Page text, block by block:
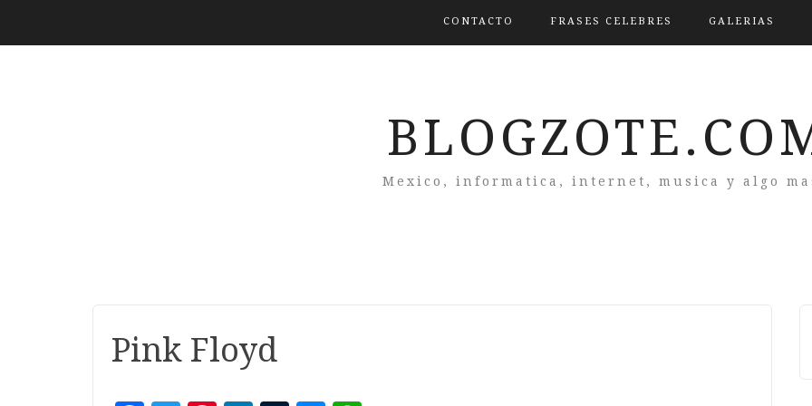
CONTACTO FRASES CELEBRES GALERIAS
Mexico, informatica, internet, musica y algo
Pink Floyd